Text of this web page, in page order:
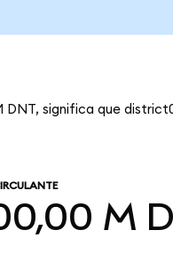
DNT, significa que
M